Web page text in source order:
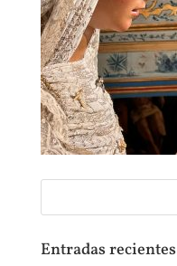
Entradas recientes